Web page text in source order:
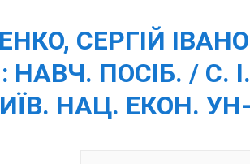
СЕРГІЙ
НАВЧ. ПОСІБ. / С.
НАЦ. ЕКОН.